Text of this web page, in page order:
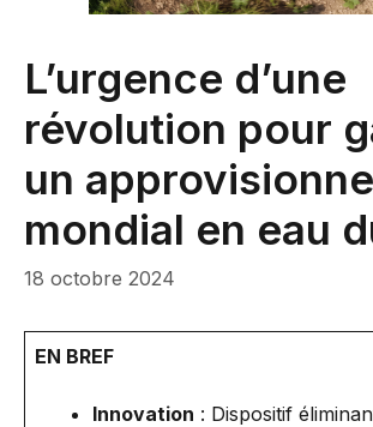
L’urgence d’une
révolution pour
un
mondial en eau
18 octobre 2024
EN BREF
Innovation : Dispositif